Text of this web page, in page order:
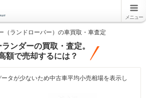
メニュー
（ランドローバー）の車買取・車査定
ンダーの買取・査定。
額で売却するには？
タが少ないため中古車平均小売相場を表示し